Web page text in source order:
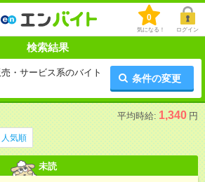
0
気になる！ ログイン
検索結果
・サービス系のバイト
条件の変更
平均時給: 1,340 円
人気順
未読